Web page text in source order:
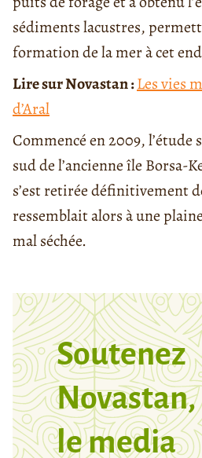
sédiments lacustres,
formation de la mer à cet
Lire sur Novastan :Les vies
d’Aral
Commencé en 2009, l’étude
sud de l’ancienne île Borsa-
s’est retirée définitivement
ressemblaitalorsà une
mal séchée.
Soutenez
Novastan,
le media